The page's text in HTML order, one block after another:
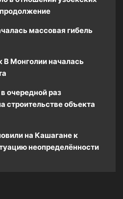
массовая гибель
В Монголии началась
очередной раз
строительстве объекта
на Кашагане к
неопределённости